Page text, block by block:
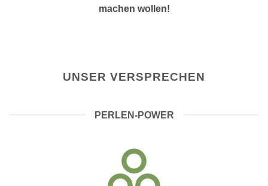
machen wollen!
UNSER VERSPRECHEN
PERLEN-POWER